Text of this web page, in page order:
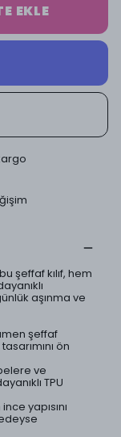
EKLE
şeffaf kılıf, hem
aşınma ve
şeffaf
ön
ve
TPU
yapısını